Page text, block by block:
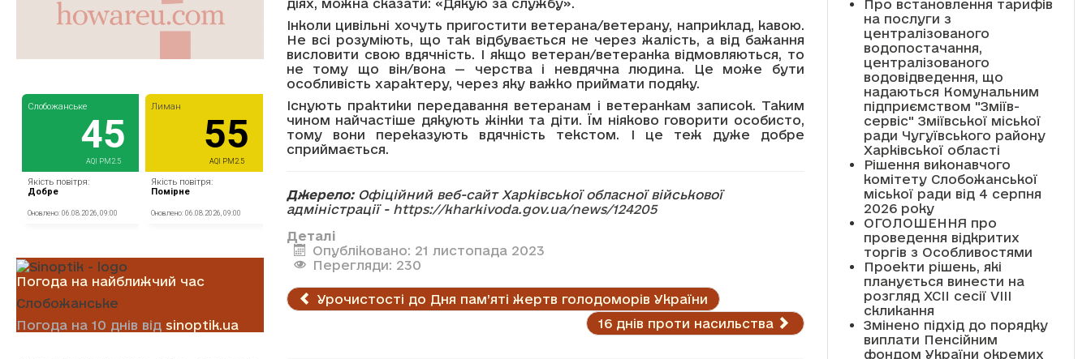
Погода на найближчий час
Слобожанське
Погода на 10 днів від sinoptik.ua
діях, можна сказати: «Дякую за службу».
Інколи цивільні хочуть пригостити ветерана/ветерану, наприклад, кавою.
Не всі розуміють, що так відбувається не через жалість, а від бажання
висловити свою вдячність. І якщо ветеран/ветеранка відмовляються, то
не тому що він/вона — черства і невдячна людина. Це може бути
особливість характеру, через яку важко приймати подяку.
Існують практики передавання ветеранам і ветеранкам записок. Таким
чином найчастіше дякують жінки та діти. Їм ніяково говорити особисто,
тому вони переказують вдячність текстом. І це теж дуже добре
сприймається.
Джерело:Офіційний веб-сайт Харківської обласної військової
адміністрації - https://kharkivoda.gov.ua/news/124205
Деталі
Опубліковано: 21 листопада 2023
Перегляди: 230
Урочистості до Дня пам’яті жертв голодоморів України
16 днів проти насильства
Про встановлення тарифів
на послуги з
централізованого
водопостачання,
централізованого
водовідведення, що
надаються Комунальним
підприємством "Зміїв-
сервіс" Зміївської міської
ради Чугуївського району
Харківської області
Рішення виконавчого
комітету Слобожанської
міської ради від 4 серпня
2026 року
ОГОЛОШЕННЯ про
проведення відкритих
торгів з Особливостями
Проекти рішень, які
планується винести на
розгляд XCII сесії VІІІ
скликання
Змінено підхід до порядку
виплати Пенсійним
фондом України окремих